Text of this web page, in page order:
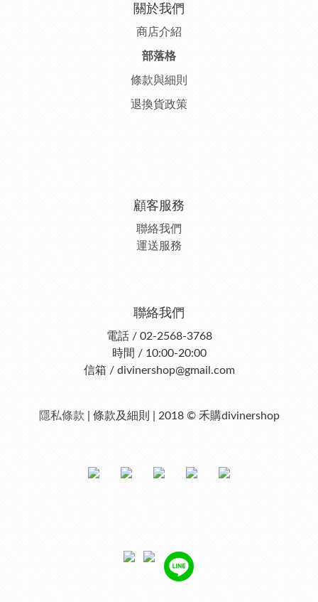
關於我們
商店介紹
部落格
條款與細則
退換貨政策
顧客服務
聯絡我們
運送服務
聯絡我們
電話 / 02-2568-3768
時間 / 10:00-20:00
信箱 / divinershop@gmail.com
隱私條款 | 條款及細則 | 2018 © 禾購divinershop